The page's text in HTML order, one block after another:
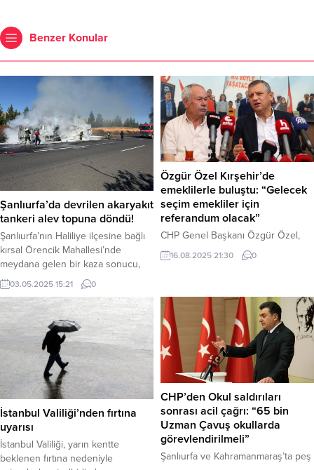
Benzer Konular
Şanlıurfa’da devrilen akaryakıt
tankeri alev topuna döndü!
Şanlıurfa’nın Haliliye ilçesine bağlı
kırsal Örencik Mahallesi’nde
meydana gelen bir kaza sonucu,
yakıt yüklü bir tanker adeta alev
topuna döndü. Edinilen bilgilere
göre, Halil K. yönetimindeki 63 L
1909 plakalı akaryakıt tankeri,
sürücüsünün direksiyon
hakimiyetini kaybetmesiyle
kontrolden çıkarak devrildi. Kaza,
Örencik Mahallesi’nde yaşandı.
Kazada hafif şekilde yaralanan
sürücü Halil K.,...
03.05.2025 15:21 0
Özgür Özel Kırşehir’de
emeklilerle buluştu: “Gelecek
seçim emekliler için
referandum olacak”
CHP Genel Başkanı Özgür Özel,
Kırşehir’de ziyaret ettiği emekli
lokalinde, “Pazarda çöpten meyve
“Gelecek seçim, emekliler için bir
referandumdur. En düşük emekli
maaşı bir asgari ücret olsun mu
olmasın mı; millet karar verecek,”
diyerek net bir mesaj verdi. Haber
Merkezi – Kırşehir’de dün...
16.08.2025 21:30 0
İstanbul Valiliği’nden fırtına
uyarısı
İstanbul Valiliği, yarın kentte
beklenen fırtına nedeniyle
CHP’den Okul saldırıları
sonrası acil çağrı: “65 bin
Uzman Çavuş okullarda
görevlendirilmeli”
Şanlıurfa ve Kahramanmaraş’ta peş